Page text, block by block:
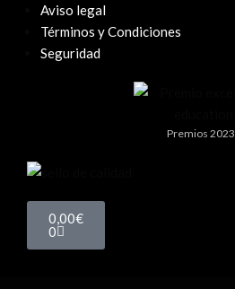
Aviso legal
Términos y Condiciones
Seguridad
Premios 2023
0,00€
0